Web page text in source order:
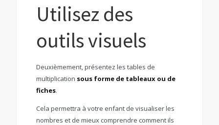
Utilisez des
outils visuels
Deuxièmement, présentez les tables de
multiplication sous forme de tableaux ou de
fiches.
Cela permettra à votre enfant de visualiser les
nombres et de mieux comprendre comment ils